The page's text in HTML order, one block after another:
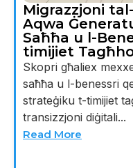
Migrazzjoni
Aqwa
Saħħa u l-
timijiet
Skopri għaliex
saħħa u l-benessri
strateġiku t-timijiet
transizzjoni diġitali...
Read More